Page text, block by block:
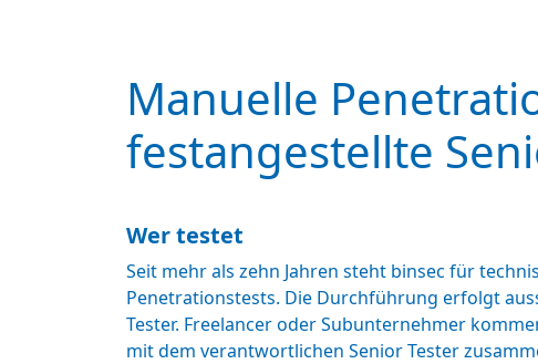
Manuelle
festangestellte
Wer testet
Seit mehr als zehn Jahren steht binsec für
Penetrationstests. Die Durchführung erfolgt
Tester. Freelancer oder Subunternehmer
mit dem verantwortlichen Senior Tester